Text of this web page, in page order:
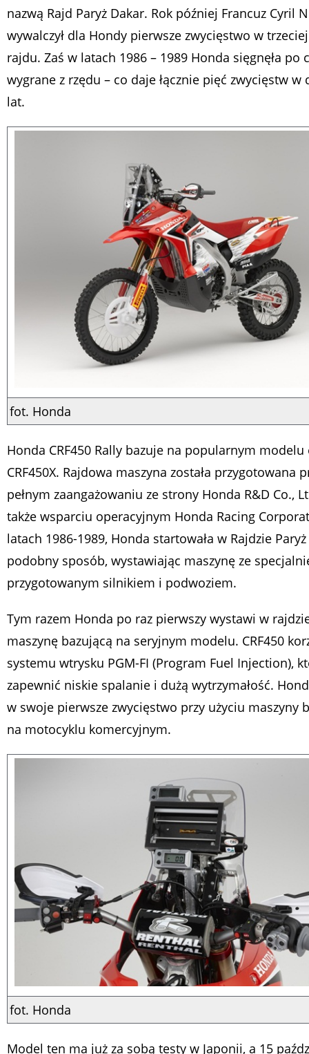
nazwą Rajd Paryż Dakar. Rok później Francuz Cyril
wywalczył dla Hondy pierwsze zwycięstwo w
rajdu. Zaś w latach 1986 – 1989 Honda sięgnęła po
wygrane z rzędu – co daje łącznie pięć zwycięstw w
lat.
fot. Honda
Honda CRF450 Rally bazuje na popularnym
CRF450X. Rajdowa maszyna została przygotowana
pełnym zaangażowaniu ze strony Honda R&D Co.,
także wsparciu operacyjnym Honda Racing
latach 1986-1989, Honda startowała w Rajdzie
podobny sposób, wystawiając maszynę ze
przygotowanym silnikiem i podwoziem.
Tym razem Honda po raz pierwszy wystawi w
maszynę bazującą na seryjnym modelu. CRF450
systemu wtrysku PGM-FI (Program Fuel Injection),
zapewnić niskie spalanie i dużą wytrzymałość.
w swoje pierwsze zwycięstwo przy użyciu maszyny
na motocyklu komercyjnym.
fot. Honda
Model ten ma już za sobą testy w Japonii, a 15